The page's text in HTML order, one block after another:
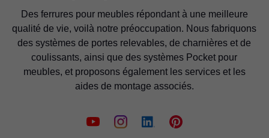
Des ferrures pour meubles répondant à une meilleure
qualité de vie, voilà notre préoccupation. Nous fabriquons
des systèmes de portes relevables, de charnières et de
coulissants, ainsi que des systèmes Pocket pour
meubles, et proposons également les services et les
aides de montage associés.